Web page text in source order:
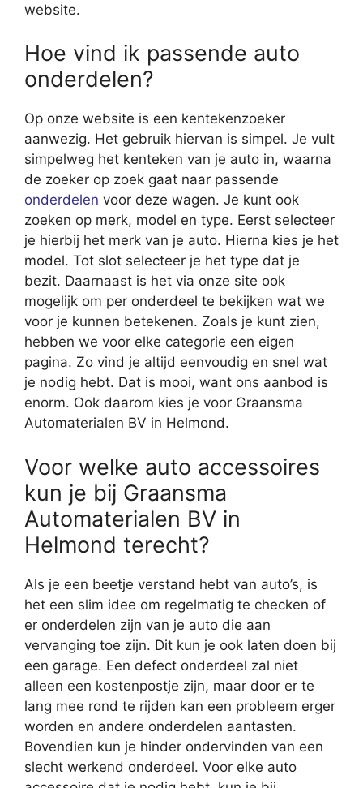
website.
Hoe vind ik passende auto
onderdelen?
Op onze website is een kentekenzoeker
aanwezig. Het gebruik hiervan is simpel. Je vult
simpelweg het kenteken van je auto in, waarna
de zoeker op zoek gaat naar passende
onderdelen voor deze wagen. Je kunt ook
zoeken op merk, model en type. Eerst selecteer
je hierbij het merk van je auto. Hierna kies je het
model. Tot slot selecteer je het type dat je
bezit. Daarnaast is het via onze site ook
mogelijk om per onderdeel te bekijken wat we
voor je kunnen betekenen. Zoals je kunt zien,
hebben we voor elke categorie een eigen
pagina. Zo vind je altijd eenvoudig en snel wat
je nodig hebt. Dat is mooi, want ons aanbod is
enorm. Ook daarom kies je voor Graansma
Automaterialen BV in Helmond.
Voor welke auto accessoires
kun je bij Graansma
Automaterialen BV in
Helmond terecht?
Als je een beetje verstand hebt van auto’s, is
het een slim idee om regelmatig te checken of
er onderdelen zijn van je auto die aan
vervanging toe zijn. Dit kun je ook laten doen bij
een garage. Een defect onderdeel zal niet
alleen een kostenpostje zijn, maar door er te
lang mee rond te rijden kan een probleem erger
worden en andere onderdelen aantasten.
Bovendien kun je hinder ondervinden van een
slecht werkend onderdeel. Voor elke auto